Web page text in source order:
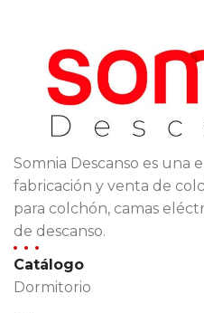
Somnia Descanso es una
fabricación y venta de
para colchón, camas
de descanso.
Catálogo
Dormitorio